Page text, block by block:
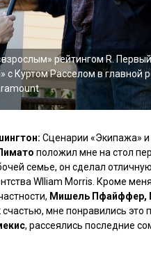
рейтингом R.
Куртом Расселом в главной
Сценарии «Экипажа» и
положил мне на стол
семье, он сделал
Wlliam Morris. Кроме
Мишель Пфайффер,
мне понравились это
, рассеялись последние